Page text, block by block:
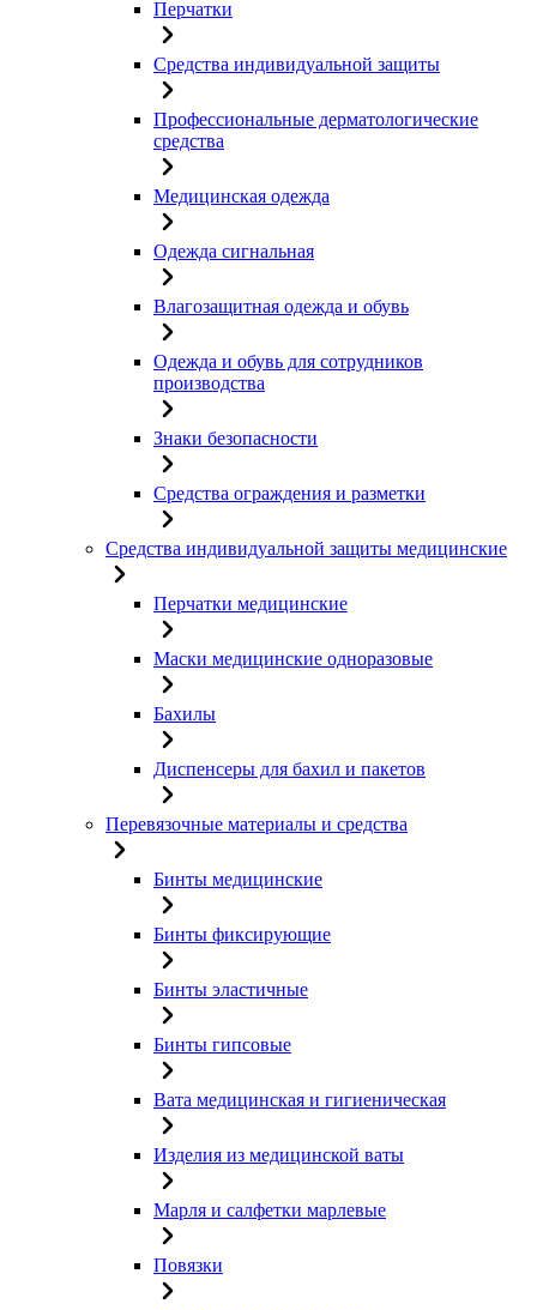
Перчатки
Средства индивидуальной защиты
Профессиональные дерматологические
средства
Медицинская одежда
Одежда сигнальная
Влагозащитная одежда и обувь
Одежда и обувь для сотрудников
производства
Знаки безопасности
Средства ограждения и разметки
Средства индивидуальной защиты медицинские
Перчатки медицинские
Маски медицинские одноразовые
Бахилы
Диспенсеры для бахил и пакетов
Перевязочные материалы и средства
Бинты медицинские
Бинты фиксирующие
Бинты эластичные
Бинты гипсовые
Вата медицинская и гигиеническая
Изделия из медицинской ваты
Марля и салфетки марлевые
Повязки